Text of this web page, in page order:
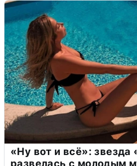
«Ну вот и всё»:
развелась с молодым